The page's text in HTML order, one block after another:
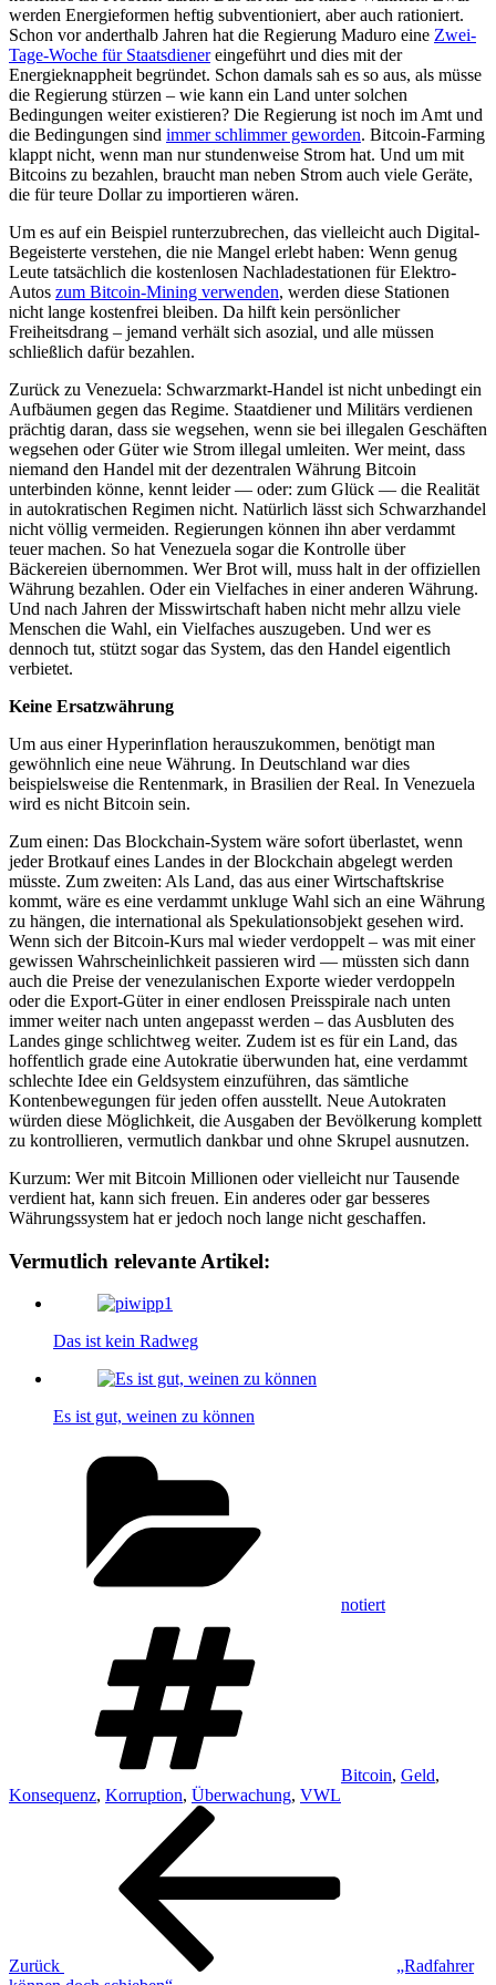
werden Energieformen heftig subventioniert, aber auch rationiert.
Schon vor anderthalb Jahren hat die Regierung Maduro eine Zwei-
Tage-Woche für Staatsdienereingeführt und dies mit der
Energieknappheit begründet. Schon damals sah es so aus, als müsse
die Regierung stürzen – wie kann ein Land unter solchen
Bedingungen weiter existieren? Die Regierung ist noch im Amt und
die Bedingungen sind immer schlimmer geworden. Bitcoin-Farming
klappt nicht, wenn man nur stundenweise Strom hat. Und um mit
Bitcoins zu bezahlen, braucht man neben Strom auch viele Geräte,
die für teure Dollar zu importieren wären.
Um es auf ein Beispiel runterzubrechen, das vielleicht auch Digital-
Begeisterte verstehen, die nie Mangel erlebt haben: Wenn genug
Leute tatsächlich die kostenlosen Nachladestationen für Elektro-
Autos zum Bitcoin-Mining verwenden, werden diese Stationen
nicht lange kostenfrei bleiben. Da hilft kein persönlicher
Freiheitsdrang – jemand verhält sich asozial, und alle müssen
schließlich dafür bezahlen.
Zurück zu Venezuela: Schwarzmarkt-Handel ist nicht unbedingt ein
Aufbäumen gegen das Regime. Staatdiener und Militärs verdienen
prächtig daran, dass sie wegsehen, wenn sie bei illegalen Geschäften
wegsehen oder Güter wie Strom illegal umleiten. Wer meint, dass
niemand den Handel mit der dezentralen Währung Bitcoin
unterbinden könne, kennt leider — oder: zum Glück — die Realität
in autokratischen Regimen nicht. Natürlich lässt sich Schwarzhandel
nicht völlig vermeiden. Regierungen können ihn aber verdammt
teuer machen. So hat Venezuela sogar die Kontrolle über
Bäckereien übernommen. Wer Brot will, muss halt in der offiziellen
Währung bezahlen. Oder ein Vielfaches in einer anderen Währung.
Und nach Jahren der Misswirtschaft haben nicht mehr allzu viele
Menschen die Wahl, ein Vielfaches auszugeben. Und wer es
dennoch tut, stützt sogar das System, das den Handel eigentlich
verbietet.
Keine Ersatzwährung
Um aus einer Hyperinflation herauszukommen, benötigt man
gewöhnlich eine neue Währung. In Deutschland war dies
beispielsweise die Rentenmark, in Brasilien der Real. In Venezuela
wird es nicht Bitcoin sein.
Zum einen: Das Blockchain-System wäre sofort überlastet, wenn
jeder Brotkauf eines Landes in der Blockchain abgelegt werden
müsste. Zum zweiten: Als Land, das aus einer Wirtschaftskrise
kommt, wäre es eine verdammt unkluge Wahl sich an eine Währung
zu hängen, die international als Spekulationsobjekt gesehen wird.
Wenn sich der Bitcoin-Kurs mal wieder verdoppelt – was mit einer
gewissen Wahrscheinlichkeit passieren wird — müssten sich dann
auch die Preise der venezulanischen Exporte wieder verdoppeln
oder die Export-Güter in einer endlosen Preisspirale nach unten
immer weiter nach unten angepasst werden – das Ausbluten des
Landes ginge schlichtweg weiter. Zudem ist es für ein Land, das
hoffentlich grade eine Autokratie überwunden hat, eine verdammt
schlechte Idee ein Geldsystem einzuführen, das sämtliche
Kontenbewegungen für jeden offen ausstellt. Neue Autokraten
würden diese Möglichkeit, die Ausgaben der Bevölkerung komplett
zu kontrollieren, vermutlich dankbar und ohne Skrupel ausnutzen.
Kurzum: Wer mit Bitcoin Millionen oder vielleicht nur Tausende
verdient hat, kann sich freuen. Ein anderes oder gar besseres
Währungssystem hat er jedoch noch lange nicht geschaffen.
Vermutlich relevante Artikel:
Das ist kein Radweg
Es ist gut, weinen zu können
notiert
Bitcoin, Geld,
Konsequenz, Korruption, Überwachung, VWL
Beitragsnavigation
Zurück
„Radfahrer